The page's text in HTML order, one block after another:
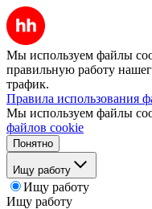
Мы используем файлы
правильную работу
трафик.
Правила использования
Мы используем файлы
файлов cookie
Понятно
Ищу работу
Ищу работу
Ищу работу